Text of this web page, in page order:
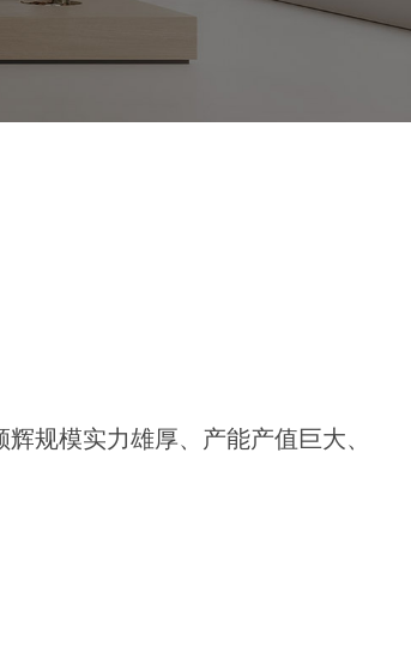
规模实力雄厚、产能产值巨大、